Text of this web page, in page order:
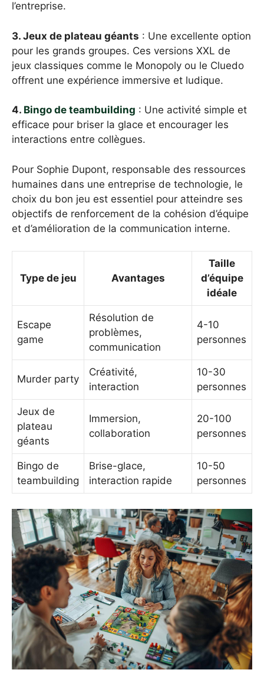
l’entreprise.
3. Jeux de plateau géants : Une excellente option
pour les grands groupes. Ces versions XXL de
jeux classiques comme le Monopoly ou le Cluedo
offrent une expérience immersive et ludique.
4. Bingo de teambuilding : Une activité simple et
efficace pour briser la glace et encourager les
interactions entre collègues.
Pour Sophie Dupont, responsable des ressources
humaines dans une entreprise de technologie, le
choix du bon jeu est essentiel pour atteindre ses
objectifs de renforcement de la cohésion d’équipe
et d’amélioration de la communication interne.
Type de jeu Avantages
Taille
d’équipe
idéale
Escape
game
Résolution de
problèmes,
communication
4-10
personnes
Murder party
Créativité,
interaction
10-30
personnes
Jeux de
plateau
géants
Immersion,
collaboration
20-100
personnes
Bingo de
teambuilding
Brise-glace,
interaction rapide
10-50
personnes